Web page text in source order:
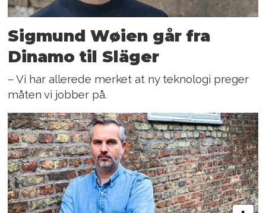
Sigmund Wøien går fra
Dinamo til Släger
– Vi har allerede merket at ny teknologi preger
måten vi jobber på.